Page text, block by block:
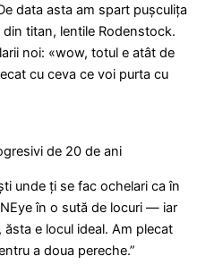
data asta am spart pușculița
titan, lentile Rodenstock.
noi: «wow, totul e atât de
cu ceva ce voi purta cu
de 20 de ani
unde ți se fac ochelari ca în
în o sută de locuri — iar
e locul ideal. Am plecat
a doua pereche.”